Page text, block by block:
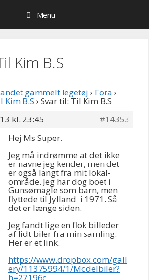
Menu
Kim B.S
gammelt legetøj › Fora ›
Kim B.S › Svar til: Til Kim B.S
kl. 23:45
#14353
Hej Ms Super.
Jeg må indrømme at det ikke
er navne jeg kender, men det
er også langt fra mit lokal-
område. Jeg har dog boet i
Gunsømagle som barn, men
flyttede til Jylland i 1971. Så
det er længe siden.
Jeg fandt lige en flok billeder
af lidt biler fra min samling.
Her er et link.
https://www.dropbox.com/gall
ery/11375994/1/Modelbiler?
h=27196c